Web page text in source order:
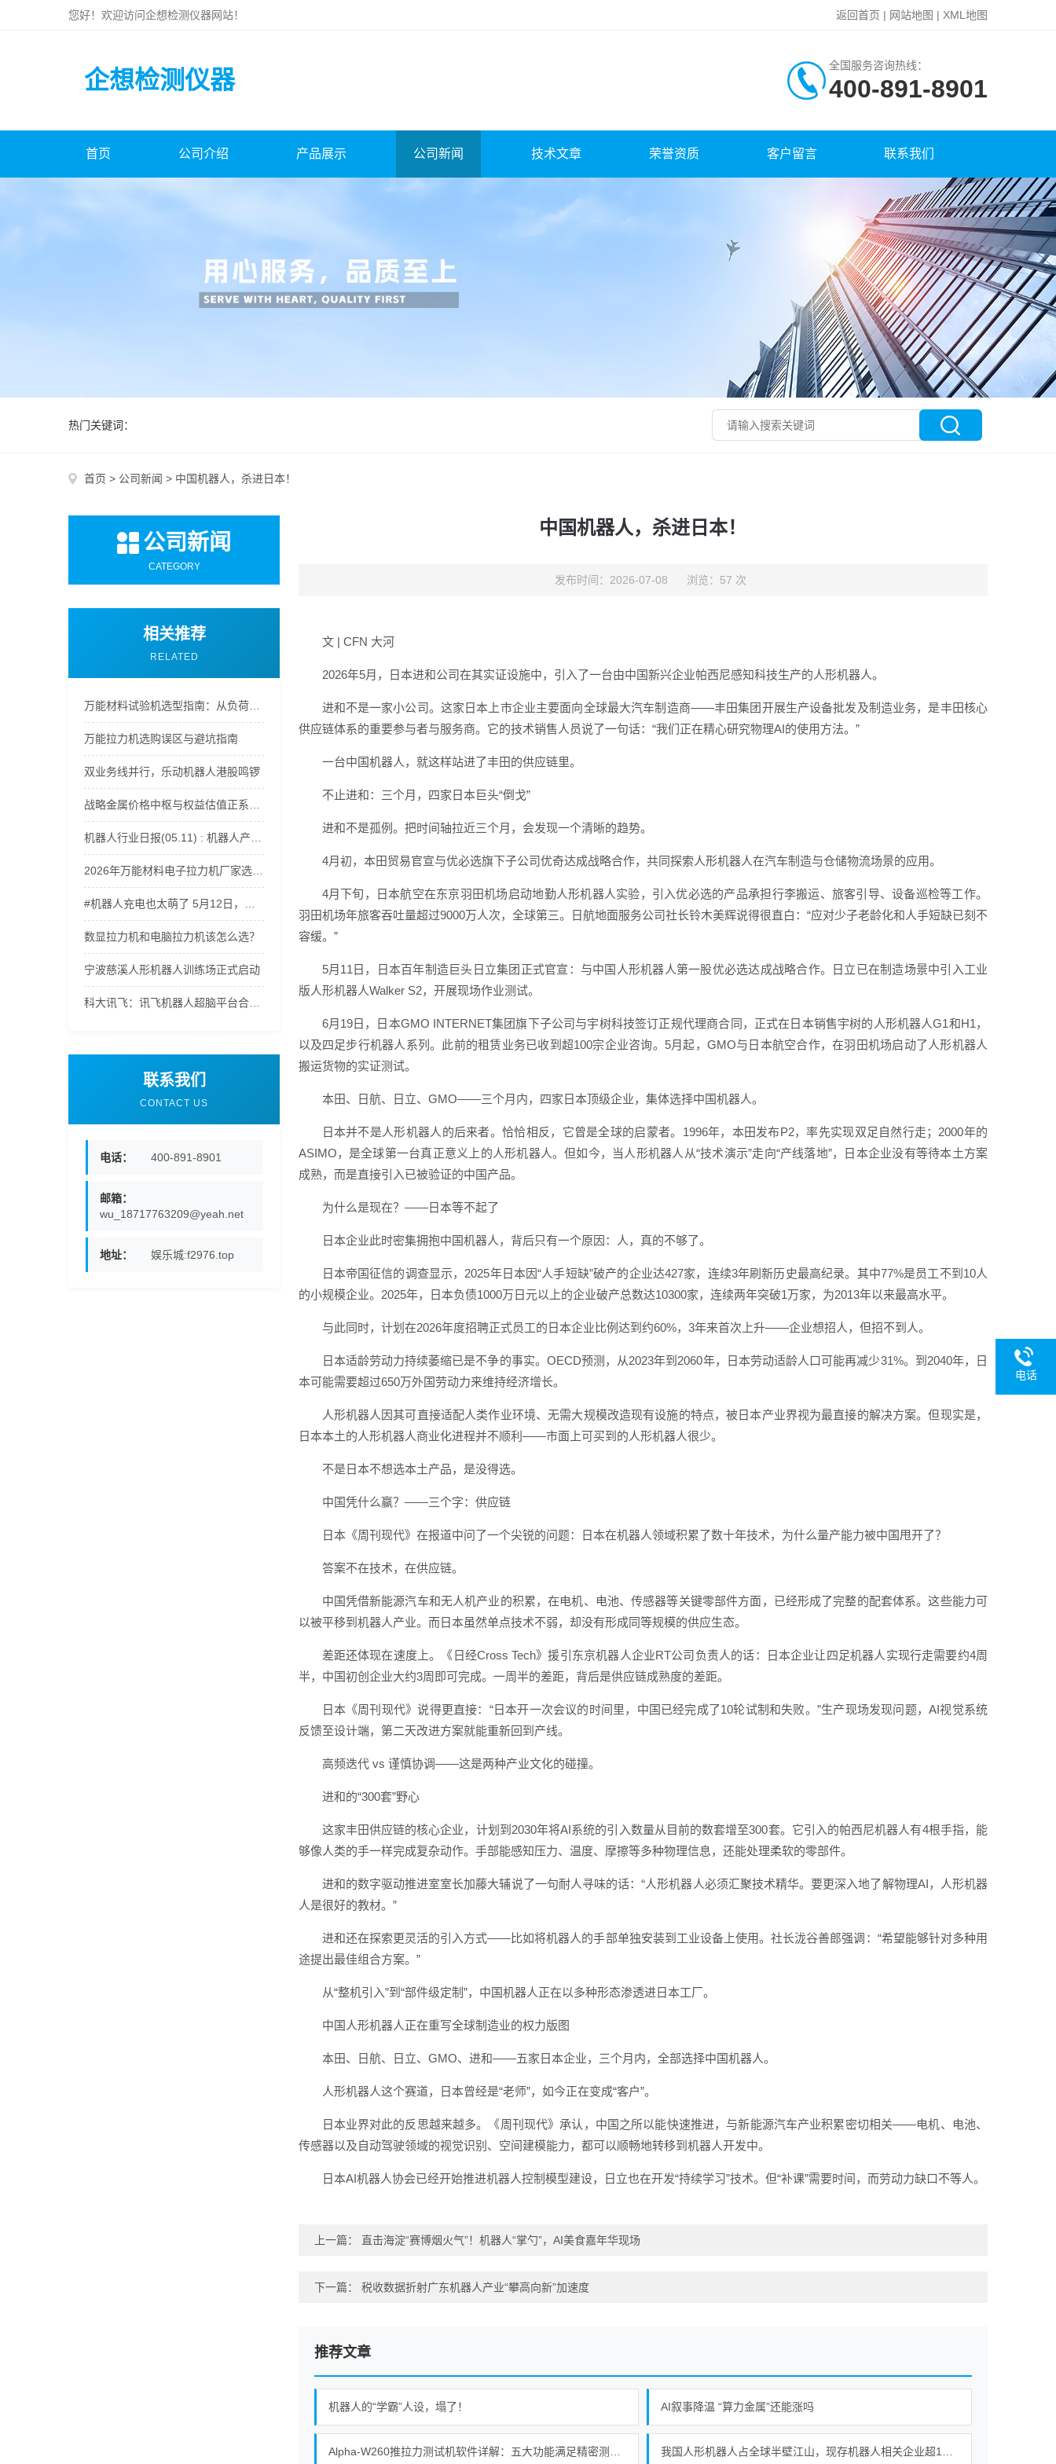
您好！欢迎访问企想检测仪器网站！ 返回首页 | 网站地图 | XML地图
企想检测仪器
全国服务咨询热线：
400-891-8901
首页 公司介绍 产品展示 公司新闻 技术文章 荣誉资质 客户留言 联系我们
热门关键词：
首页 > 公司新闻 > 中国机器人，杀进日本！
公司新闻
CATEGORY
相关推荐
RELATED
万能拉力机选购误区与避坑指南
双业务线并行，乐动机器人港股鸣锣
数显拉力机和电脑拉力机该怎么选？
宁波慈溪人形机器人训练场正式启动
联系我们
CONTACT US
电话： 400-891-8901
邮箱：
wu_18717763209@yeah.net
地址： 娱乐城:f2976.top
中国机器人，杀进日本！
发布时间：2026-07-08 浏览：57 次
文 | CFN 大河
2026年5月，日本进和公司在其实证设施中，引入了一台由中国新兴企业帕西尼感知科技生产的人形机器人。
进和不是一家小公司。这家日本上市企业主要面向全球最大汽车制造商——丰田集团开展生产设备批发及制造业务，是丰田核心
供应链体系的重要参与者与服务商。它的技术销售人员说了一句话：“我们正在精心研究物理AI的使用方法。”
一台中国机器人，就这样站进了丰田的供应链里。
不止进和：三个月，四家日本巨头“倒戈”
进和不是孤例。把时间轴拉近三个月，会发现一个清晰的趋势。
4月初，本田贸易官宣与优必选旗下子公司优奇达成战略合作，共同探索人形机器人在汽车制造与仓储物流场景的应用。
4月下旬，日本航空在东京羽田机场启动地勤人形机器人实验，引入优必选的产品承担行李搬运、旅客引导、设备巡检等工作。
羽田机场年旅客吞吐量超过9000万人次，全球第三。日航地面服务公司社长铃木美辉说得很直白：“应对少子老龄化和人手短缺已刻不
容缓。”
5月11日，日本百年制造巨头日立集团正式官宣：与中国人形机器人第一股优必选达成战略合作。日立已在制造场景中引入工业
版人形机器人Walker S2，开展现场作业测试。
6月19日，日本GMO INTERNET集团旗下子公司与宇树科技签订正规代理商合同，正式在日本销售宇树的人形机器人G1和H1，
以及四足步行机器人系列。此前的租赁业务已收到超100宗企业咨询。5月起，GMO与日本航空合作，在羽田机场启动了人形机器人
搬运货物的实证测试。
本田、日航、日立、GMO——三个月内，四家日本顶级企业，集体选择中国机器人。
日本并不是人形机器人的后来者。恰恰相反，它曾是全球的启蒙者。1996年，本田发布P2，率先实现双足自然行走；2000年的
ASIMO，是全球第一台真正意义上的人形机器人。但如今，当人形机器人从“技术演示”走向“产线落地”，日本企业没有等待本土方案
成熟，而是直接引入已被验证的中国产品。
为什么是现在？——日本等不起了
日本企业此时密集拥抱中国机器人，背后只有一个原因：人，真的不够了。
日本帝国征信的调查显示，2025年日本因“人手短缺”破产的企业达427家，连续3年刷新历史最高纪录。其中77%是员工不到10人
的小规模企业。2025年，日本负债1000万日元以上的企业破产总数达10300家，连续两年突破1万家，为2013年以来最高水平。
与此同时，计划在2026年度招聘正式员工的日本企业比例达到约60%，3年来首次上升——企业想招人，但招不到人。
日本适龄劳动力持续萎缩已是不争的事实。OECD预测，从2023年到2060年，日本劳动适龄人口可能再减少31%。到2040年，日
本可能需要超过650万外国劳动力来维持经济增长。
人形机器人因其可直接适配人类作业环境、无需大规模改造现有设施的特点，被日本产业界视为最直接的解决方案。但现实是，
日本本土的人形机器人商业化进程并不顺利——市面上可买到的人形机器人很少。
不是日本不想选本土产品，是没得选。
中国凭什么赢？——三个字：供应链
日本《周刊现代》在报道中问了一个尖锐的问题：日本在机器人领域积累了数十年技术，为什么量产能力被中国甩开了？
答案不在技术，在供应链。
中国凭借新能源汽车和无人机产业的积累，在电机、电池、传感器等关键零部件方面，已经形成了完整的配套体系。这些能力可
以被平移到机器人产业。而日本虽然单点技术不弱，却没有形成同等规模的供应生态。
差距还体现在速度上。《日经Cross Tech》援引东京机器人企业RT公司负责人的话：日本企业让四足机器人实现行走需要约4周
半，中国初创企业大约3周即可完成。一周半的差距，背后是供应链成熟度的差距。
日本《周刊现代》说得更直接：“日本开一次会议的时间里，中国已经完成了10轮试制和失败。”生产现场发现问题，AI视觉系统
反馈至设计端，第二天改进方案就能重新回到产线。
高频迭代 vs 谨慎协调——这是两种产业文化的碰撞。
进和的“300套”野心
这家丰田供应链的核心企业，计划到2030年将AI系统的引入数量从目前的数套增至300套。它引入的帕西尼机器人有4根手指，能
够像人类的手一样完成复杂动作。手部能感知压力、温度、摩擦等多种物理信息，还能处理柔软的零部件。
进和的数字驱动推进室室长加藤大辅说了一句耐人寻味的话：“人形机器人必须汇聚技术精华。要更深入地了解物理AI，人形机器
人是很好的教材。”
进和还在探索更灵活的引入方式——比如将机器人的手部单独安装到工业设备上使用。社长泷谷善郎强调：“希望能够针对多种用
途提出最佳组合方案。”
从“整机引入”到“部件级定制”，中国机器人正在以多种形态渗透进日本工厂。
中国人形机器人正在重写全球制造业的权力版图
本田、日航、日立、GMO、进和——五家日本企业，三个月内，全部选择中国机器人。
人形机器人这个赛道，日本曾经是“老师”，如今正在变成“客户”。
日本业界对此的反思越来越多。《周刊现代》承认，中国之所以能快速推进，与新能源汽车产业积累密切相关——电机、电池、
传感器以及自动驾驶领域的视觉识别、空间建模能力，都可以顺畅地转移到机器人开发中。
日本AI机器人协会已经开始推进机器人控制模型建设，日立也在开发“持续学习”技术。但“补课”需要时间，而劳动力缺口不等人。
上一篇： 直击海淀“赛博烟火气”！机器人“掌勺”，AI美食嘉年华现场
下一篇： 税收数据折射广东机器人产业“攀高向新”加速度
推荐文章
机器人的“学霸”人设，塌了！ AI叙事降温 “算力金属”还能涨吗
电话